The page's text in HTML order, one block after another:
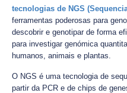
tecnologias de NGS
ferramentas poderosas para
descobrir e genotipar de forma
para investigar genómica
humanos, animais e plantas.
O NGS é uma tecnologia de
partir da PCR e de chips de